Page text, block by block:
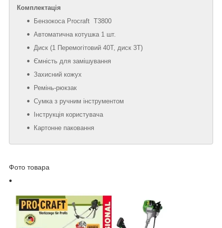
Комплектація
Бензокоса Procraft T3800
Автоматична котушка 1 шт.
Диск (1 Перемогітовий 40Т, диск 3Т)
Ємність для замішування
Захисний кожух
Ремінь-рюкзак
Сумка з ручним інструментом
Інструкція користувача
Картонне паковання
Фото товара